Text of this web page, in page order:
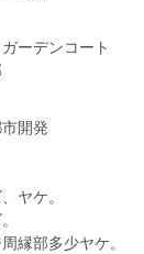
ーデンコート
開発
ヤケ。
縁部多少ヤケ。